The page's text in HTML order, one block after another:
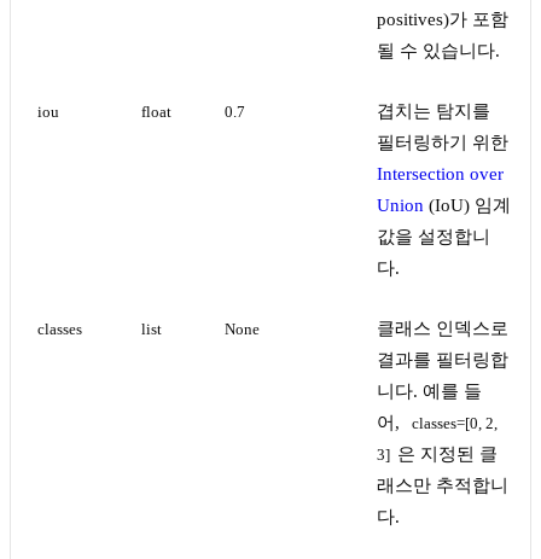
positives)가 포함
될 수 있습니다.
iou float 0.7
겹치는 탐지를
필터링하기 위한
Intersection over
Union (IoU) 임계
값을 설정합니
다.
classes list None
클래스 인덱스로
결과를 필터링합
니다. 예를 들
어,
classes=[0, 2,
3] 은 지정된 클
래스만 추적합니
다.